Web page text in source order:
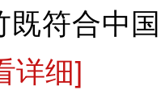
既符合中
详细]